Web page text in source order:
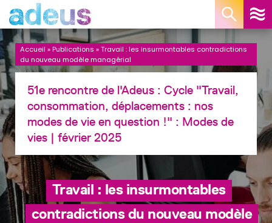
Accueil »Publications »Travail : les insurmontables contradictions
du nouveau modèle managérial
51e rencontre de l'Adeus : Cycle "Travail,
consommation, déplacements : nos
modes de vie en question !" : Modes de
vies | février 2025
Travail : les insurmontables
contradictions du nouveau modèle
Panneau de gestion des cookies